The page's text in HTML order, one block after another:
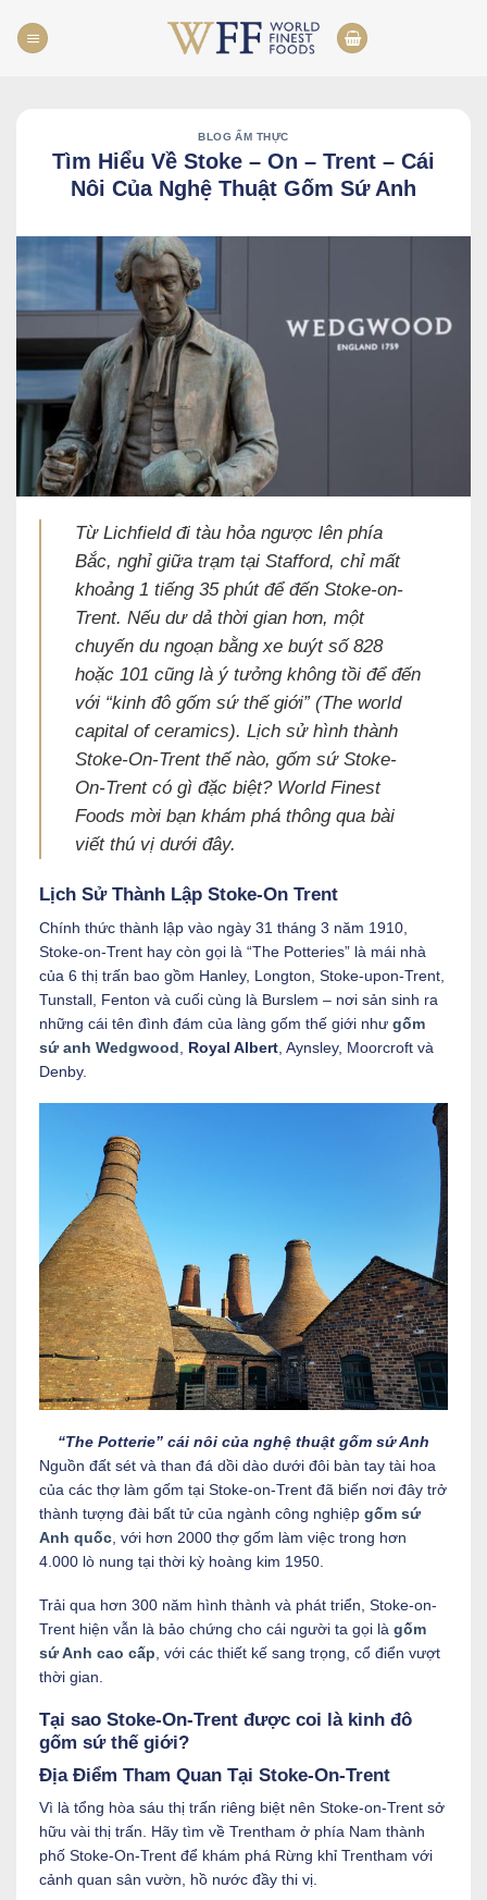
BLOG ẨM THỰC
Tìm Hiểu Về Stoke – On – Trent – Cái
Nôi Của Nghệ Thuật Gốm Sứ Anh
Từ Lichfield đi tàu hỏa ngược lên phía
Bắc, nghỉ giữa trạm tại Stafford, chỉ mất
khoảng 1 tiếng 35 phút để đến Stoke-on-
Trent. Nếu dư dả thời gian hơn, một
chuyến du ngoạn bằng xe buýt số 828
hoặc 101 cũng là ý tưởng không tồi để đến
với “kinh đô gốm sứ thế giới” (The world
capital of ceramics). Lịch sử hình thành
Stoke-On-Trent thế nào, gốm sứ Stoke-
On-Trent có gì đặc biệt? World Finest
Foods mời bạn khám phá thông qua bài
viết thú vị dưới đây.
Lịch Sử Thành Lập Stoke-On Trent
Chính thức thành lập vào ngày 31 tháng 3 năm 1910,
Stoke-on-Trent hay còn gọi là “The Potteries” là mái nhà
của 6 thị trấn bao gồm Hanley, Longton, Stoke-upon-Trent,
Tunstall, Fenton và cuối cùng là Burslem – nơi sản sinh ra
những cái tên đình đám của làng gốm thế giới như gốm
sứ anh Wedgwood
Royal Albert , Aynsley, Moorcroft và
Denby.
“The Potterie” cái nôi của nghệ thuật gốm sứ Anh
Nguồn đất sét và than đá dồi dào dưới đôi bàn tay tài hoa
của các thợ làm gốm tại Stoke-on-Trent đã biến nơi đây trở
thành tượng đài bất tử của ngành công nghiệp gốm sứ
Anh quốc , với hơn 2000 thợ gốm làm việc trong hơn
4.000 lò nung tại thời kỳ hoàng kim 1950.
Trải qua hơn 300 năm hình thành và phát triển, Stoke-on-
Trent hiện vẫn là bảo chứng cho cái người ta gọi là gốm
sứ Anh cao cấp , với các thiết kế sang trọng, cổ điển vượt
thời gian.
Tại sao Stoke-On-Trent được coi là kinh đô
gốm sứ thế giới?
Địa Điểm Tham Quan Tại Stoke-On-Trent
Vì là tổng hòa sáu thị trấn riêng biệt nên Stoke-on-Trent sở
hữu vài thị trấn. Hãy tìm về Trentham ở phía Nam thành
phố Stoke-On-Trent để khám phá Rừng khỉ Trentham với
cảnh quan sân vườn, hồ nước đầy thi vị.